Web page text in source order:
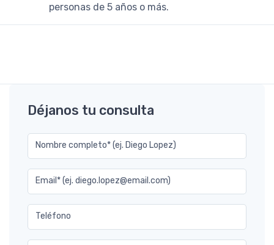
personas de 5 años o más.
Déjanos tu consulta
Nombre completo* (ej. Diego Lopez)
Email* (ej. diego.lopez@email.com)
Teléfono